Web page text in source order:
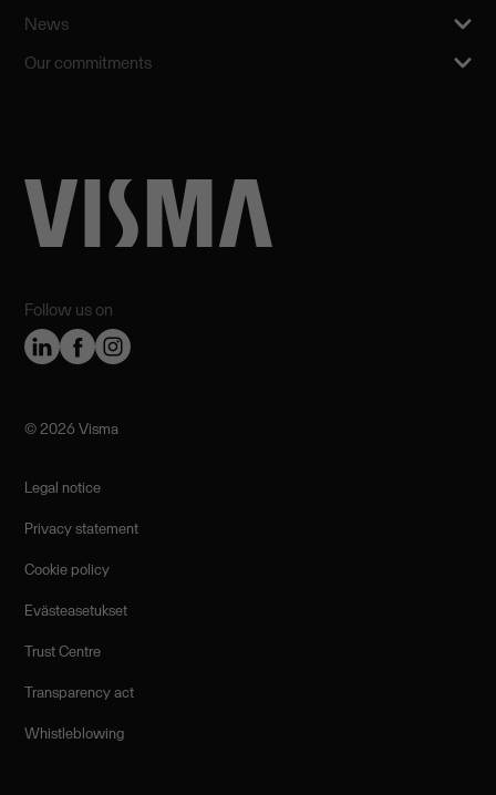
Follow us on
News
Our commitments
©️ 2026 Visma
Legal notice
Privacy statement
Cookie policy
Evästeasetukset
Trust Centre
Transparency act
Whistleblowing